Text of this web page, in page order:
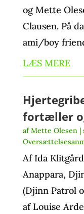
og Mette
Clausen. På
ami/boy
LÆS MERE
fortæller
afMette Olesen|
Af Ida
Anappara,
(Djinn Patrol
af Louise